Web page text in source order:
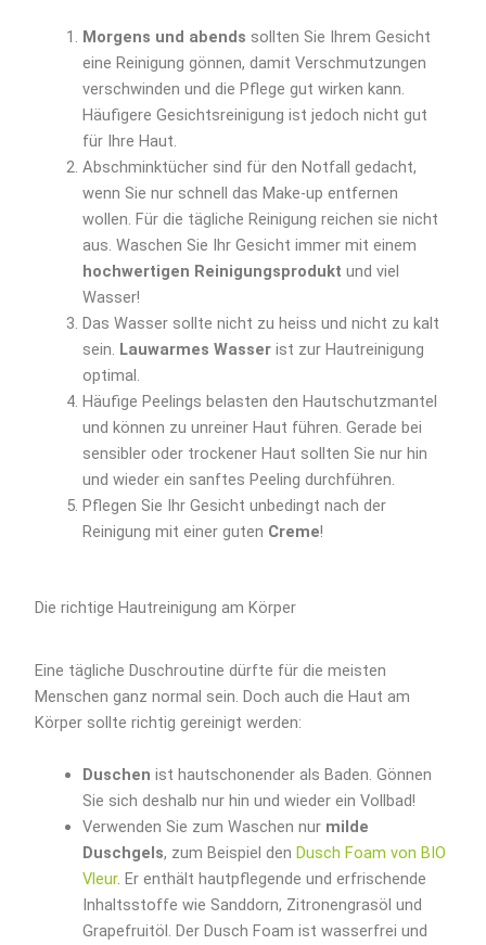
Morgens und abends sollten Sie Ihrem Gesicht
eine Reinigung gönnen, damit Verschmutzungen
verschwinden und die Pflege gut wirken kann.
Häufigere Gesichtsreinigung ist jedoch nicht gut
für Ihre Haut.
Abschminktücher sind für den Notfall gedacht,
wenn Sie nur schnell das Make-up entfernen
wollen. Für die tägliche Reinigung reichen sie nicht
aus. Waschen Sie Ihr Gesicht immer mit einem
hochwertigen Reinigungsprodukt und viel
Wasser!
Das Wasser sollte nicht zu heiss und nicht zu kalt
sein. Lauwarmes Wasser ist zur Hautreinigung
optimal.
Häufige Peelings belasten den Hautschutzmantel
und können zu unreiner Haut führen. Gerade bei
sensibler oder trockener Haut sollten Sie nur hin
und wieder ein sanftes Peeling durchführen.
Pflegen Sie Ihr Gesicht unbedingt nach der
Reinigung mit einer guten Creme!
Die richtige Hautreinigung am Körper
Eine tägliche Duschroutine dürfte für die meisten
Menschen ganz normal sein. Doch auch die Haut am
Körper sollte richtig gereinigt werden:
Duschen ist hautschonender als Baden. Gönnen
Sie sich deshalb nur hin und wieder ein Vollbad!
Verwenden Sie zum Waschen nur milde
Duschgels, zum Beispiel denDusch Foam von BIO
Vleur. Er enthält hautpflegende und erfrischende
Inhaltsstoffe wie Sanddorn, Zitronengrasöl und
Grapefruitöl. Der Dusch Foam ist wasserfrei und